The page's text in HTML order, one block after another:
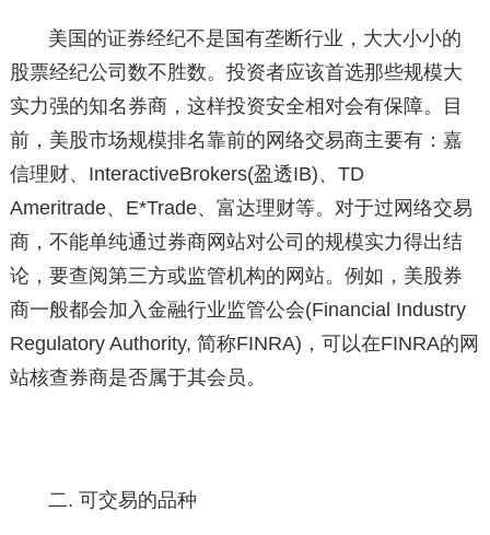
美国的证券经纪不是国有垄断行业，大大小小的
股票经纪公司数不胜数。投资者应该首选那些规模大
实力强的知名券商，这样投资安全相对会有保障。目
前，美股市场规模排名靠前的网络交易商主要有：嘉
信理财、InteractiveBrokers(盈透IB)、TD
Ameritrade、E*Trade、富达理财等。对于过网络交易
商，不能单纯通过券商网站对公司的规模实力得出结
论，要查阅第三方或监管机构的网站。例如，美股券
商一般都会加入金融行业监管公会(Financial Industry
Regulatory Authority, 简称FINRA)，可以在FINRA的网
站核查券商是否属于其会员。
二. 可交易的品种